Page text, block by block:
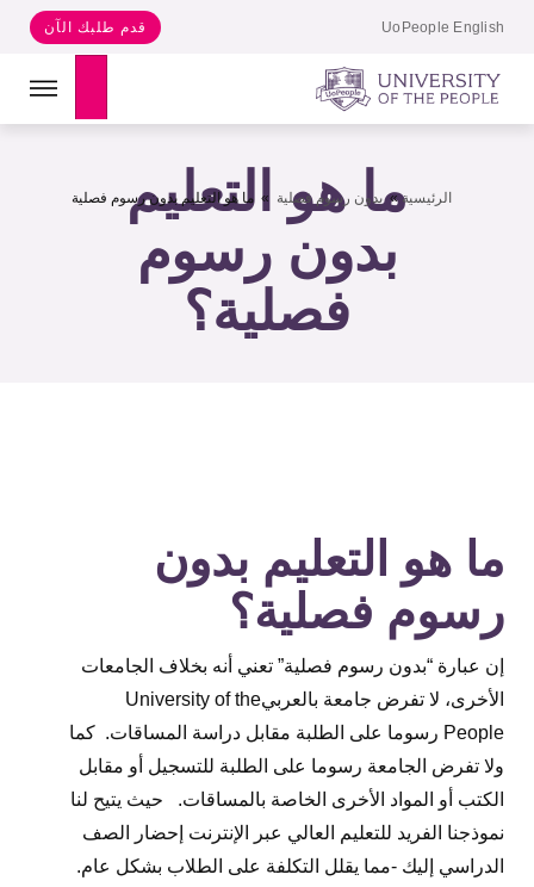
UoPeople English قدم طلبك الآن
Search
الرئيسية» بدون رسوم فصلية » ما هو التعليم بدون رسوم فصلية
ما هو التعليم
بدون رسوم
فصلية؟
ما هو التعليم بدون
رسوم فصلية؟
إن عبارة “بدون رسوم فصلية” تعني أنه بخلاف الجامعات
الأخرى، لا تفرض جامعة بالعربيUniversity of the
People رسوما على الطلبة مقابل دراسة المساقات. كما
ولا تفرض الجامعة رسوما على الطلبة للتسجيل أو مقابل
الكتب أو المواد الأخرى الخاصة بالمساقات. حيث يتيح لنا
نموذجنا الفريد للتعليم العالي عبر الإنترنت إحضار الصف
الدراسي إليك -مما يقلل التكلفة على الطلاب بشكل عام.